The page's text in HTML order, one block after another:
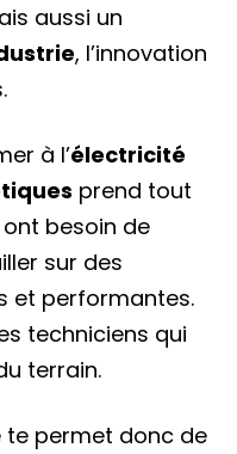
aussi un
, l’innovation
à l’électricité
prend tout
ont besoin de
sur des
et performantes.
techniciens qui
terrain.
te permet donc de